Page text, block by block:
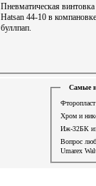
Пневматическая винтовка
Hatsan 44-10 в компановке
буллпап.
Самые
Хром и
Иж-32БК из
Вопрос
Umarex